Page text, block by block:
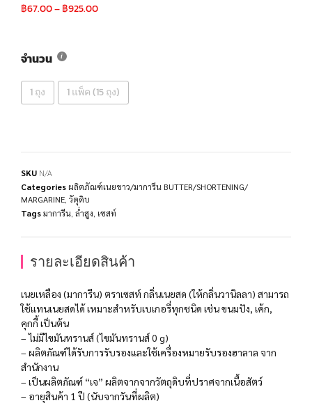
฿67.00–฿925.00
จำนวน
1 ถุง 1 แพ็ค (15 ถุง)
SKU N/A
Categories ผลิตภัณฑ์เนยขาว/มาการีน BUTTER/SHORTENING/
MARGARINE วัตุดิบ
Tagsมาการีน ล่ำสูง เซสท์
รายละเอียดสินค้า
เนยเหลือง (มาการีน) ตราเซสท์ กลิ่นเนยสด (ให้กลิ่นวานิลลา) สามารถ
ใช้แทนเนยสดได้ เหมาะสำหรับเบเกอรี่ทุกชนิด เช่น ขนมปัง, เค้ก,
คุกกี้ เป็นต้น
– ไม่มีไขมันทรานส์ (ไขมันทรานส์ 0 g)
– ผลิตภัณฑ์ได้รับการรับรองและใช้เครื่องหมายรับรองฮาลาล จาก
สำนักงาน
– เป็นผลิตภัณฑ์ “เจ” ผลิตจากจากวัตถุดิบที่ปราศจากเนื้อสัตว์
– อายุสินค้า 1 ปี (นับจากวันที่ผลิต)